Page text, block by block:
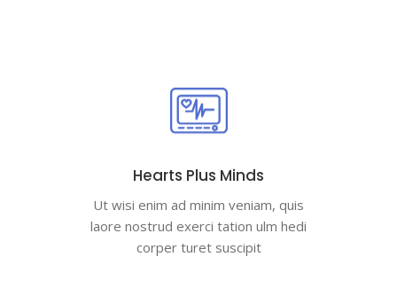
Hearts Plus Minds
Ut wisi enim ad minim veniam, quis
laore nostrud exerci tation ulm hedi
corper turet suscipit